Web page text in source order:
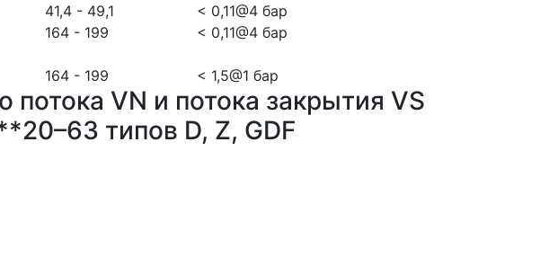
41,4 - 49,1
164 - 199
< 0,11@4 бар
< 0,11@4 бар
164 - 199 < 1,5@1 бар
потока VN и потока закрытия VS
типов D, Z, GDF